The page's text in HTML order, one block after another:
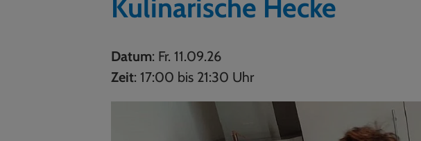
Kulinarische Hecke
Datum: Fr. 11.09.26
Zeit: 17:00 bis 21:30 Uhr